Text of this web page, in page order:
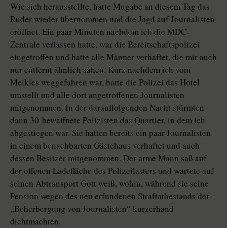
Wie sich herausstellte, hatte Mugabe an diesem Tag das
Ruder wieder übernommen und die Jagd auf Journalisten
eröffnet. Ein paar Minuten nachdem ich die MDC-
Zentrale verlassen hatte, war die Bereitschaftspolizei
eingetroffen und hatte alle Männer verhaftet, die mir auch
nur entfernt ähnlich sahen. Kurz nachdem ich vom
Meikles weggefahren war, hatte die Polizei das Hotel
umstellt und alle dort angetroffenen Journalisten
mitgenommen. In der darauffolgenden Nacht stürmten
dann 30 bewaffnete Polizisten das Quartier, in dem ich
abgestiegen war. Sie hatten bereits ein paar Journalisten
in einem benachbarten Gästehaus verhaftet und auch
dessen Besitzer mitgenommen. Der arme Mann saß auf
der offenen Ladefläche des Polizeilasters und wartete auf
seinen Abtransport Gott weiß, wohin, während sie seine
Pension wegen des neu erfundenen Straftatbestands der
„Beherbergung von Journalisten“ kurzerhand
dichtmachten.